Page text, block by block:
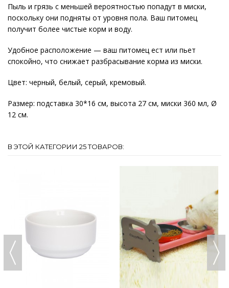
Пыль и грязь с меньшей вероятностью попадут в миски,
поскольку они подняты от уровня пола. Ваш питомец
получит более чистые корм и воду.
Удобное расположение — ваш питомец ест или пьет
спокойно, что снижает разбрасывание корма из миски.
Цвет: черный, белый, серый, кремовый.
Размер: подставка 30*16 см, высота 27 см, миски 360 мл, Ø
12 см.
В ЭТОЙ КАТЕГОРИИ 25 ТОВАРОВ: